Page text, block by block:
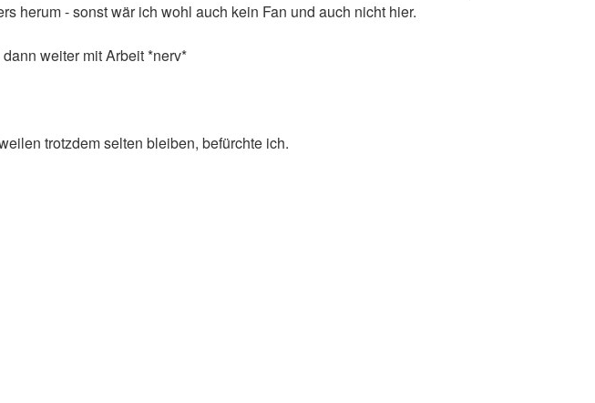
herum - sonst wär ich wohl auch kein Fan und auch nicht hier.
weiter mit Arbeit *nerv*
trotzdem selten bleiben, befürchte ich.